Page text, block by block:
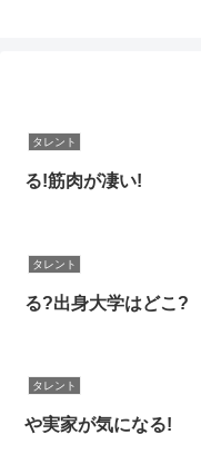
タレント
る!筋肉が凄い!
タレント
る?出身大学はどこ?
タレント
や実家が気になる!